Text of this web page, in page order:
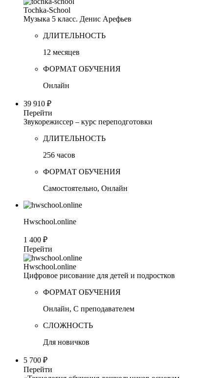
Tochka-School
Музыка 5 класс. Денис Арефьев
ДЛИТЕЛЬНОСТЬ
12 месяцев
ФОРМАТ ОБУЧЕНИЯ
Онлайн
39 910 ₽
Перейти
Звукорежиссер – курс переподготовки
ДЛИТЕЛЬНОСТЬ
256 часов
ФОРМАТ ОБУЧЕНИЯ
Самостоятельно, Онлайн
Hwschool.online
1 400 ₽
Перейти
Hwschool.online
Цифровое рисование для детей и подростков
ФОРМАТ ОБУЧЕНИЯ
Онлайн, С преподавателем
СЛОЖНОСТЬ
Для новичков
5 700 ₽
Перейти